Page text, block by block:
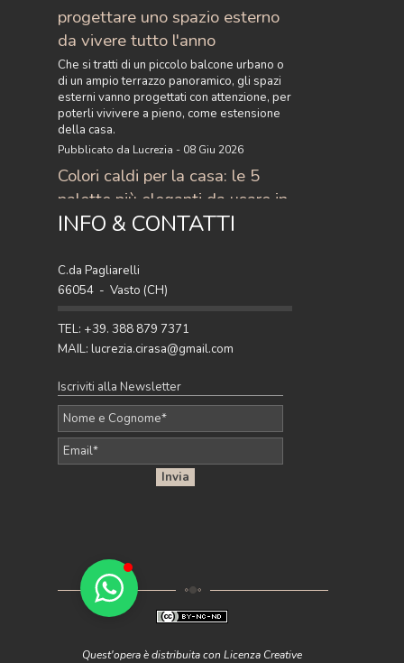
INFO & CONTATTI
C.da Pagliarelli
66054 - Vasto (CH)
TEL: +39. 388 879 7371
MAIL: lucrezia.cirasa@gmail.com
progettare uno spazio esterno
da vivere tutto l'anno
Che si tratti di un piccolo balcone urbano o
di un ampio terrazzo panoramico, gli spazi
esterni vanno progettati con attenzione, per
poterli vivivere a pieno, come estensione
della casa.
Pubblicato da Lucrezia - 08 Giu 2026
Colori caldi per la casa: le 5
palette più eleganti da usare in
casa
del momento: 5 palette raffinate con
terracotta, ocra, caramello e ruggine per
arredare con stile.
Iscriviti alla Newsletter
Quest'opera è distribuita con Licenza Creative